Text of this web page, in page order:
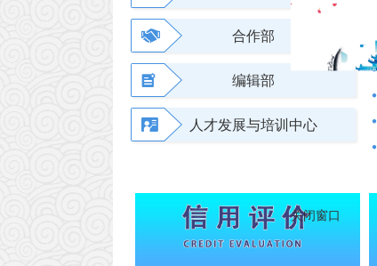
合作部
编辑部
人才发展与培训中心
北京首钢气体有限公司
大连大特气体股份有限公司